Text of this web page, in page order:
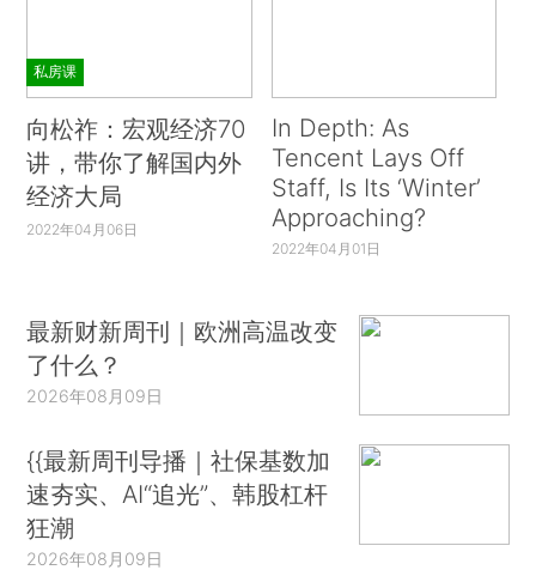
私房课
向松祚：宏观经济70
讲，带你了解国内外
经济大局
2022年04月06日
In Depth: As
Tencent Lays Off
Staff, Is Its ‘Winter’
Approaching?
2022年04月01日
最新财新周刊｜欧洲高温改变
了什么？
2026年08月09日
{{最新周刊导播｜社保基数加
速夯实、AI“追光”、韩股杠杆
狂潮
2026年08月09日